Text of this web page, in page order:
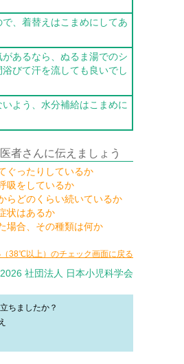
、着替えはこまめにしてあ
あるなら、ぬるま湯でのシ
浴びて汗を流しても良いでし
よう、水分補給はこまめに
者さんに伝えましょう
ぐったりしているか
吸をしているか
らどのくらい続いているか
状はあるか
場合、その種類は何か
38℃以上）のチェック画面に戻る
社団法人 日本小児科学会
ちましたか？